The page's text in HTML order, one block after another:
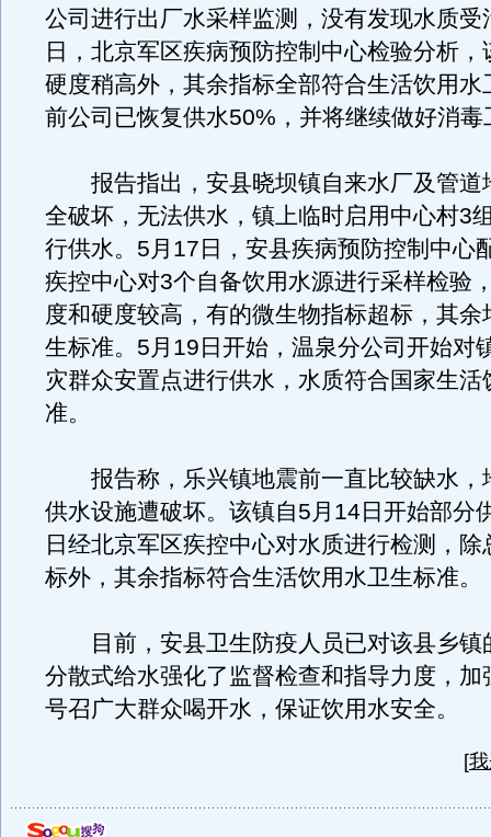
公司进行出厂水采样监测，没有发现水质受
日，北京军区疾病预防控制中心检验分析，
硬度稍高外，其余指标全部符合生活饮用水
前公司已恢复供水50%，并将继续做好消毒
报告指出，安县晓坝镇自来水厂及管道
全破坏，无法供水，镇上临时启用中心村3
行供水。5月17日，安县疾病预防控制中心
疾控中心对3个自备饮用水源进行采样检验
度和硬度较高，有的微生物指标超标，其余
生标准。5月19日开始，温泉分公司开始对
灾群众安置点进行供水，水质符合国家生活
准。
报告称，乐兴镇地震前一直比较缺水，
供水设施遭破坏。该镇自5月14日开始部分
日经北京军区疾控中心对水质进行检测，除
标外，其余指标符合生活饮用水卫生标准。
目前，安县卫生防疫人员已对该县乡镇
分散式给水强化了监督检查和指导力度，加
号召广大群众喝开水，保证饮用水安全。
[